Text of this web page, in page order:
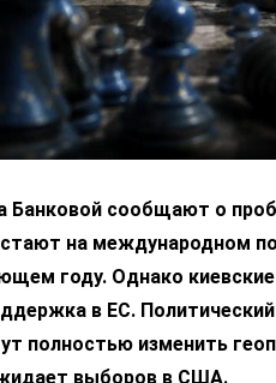
Банковой сообщают о
на международном
году. Однако
в ЕС.
полностью изменить
выборов в США.